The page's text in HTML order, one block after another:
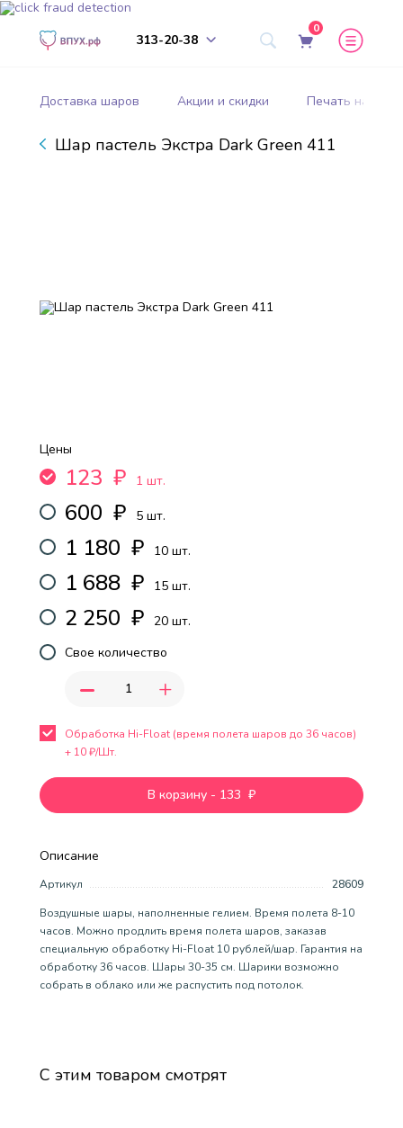
313-20-38
0
Доставка шаров Акции и скидки Печать на
Шар пастель Экстра Dark Green 411
Описание
Артикул
28609
Воздушные шары, наполненные гелием. Время полета 8-10
часов. Можно продлить время полета шаров, заказав
специальную обработку Hi-Float 10 рублей/шар. Гарантия на
обработку 36 часов. Шары 30-35 см. Шарики возможно
собрать в облако или же распустить под потолок.
Цены
123 ₽ 1 шт.
600 ₽ 5 шт.
1 180 ₽ 10 шт.
1 688 ₽ 15 шт.
2 250 ₽ 20 шт.
Свое количество
- +
Обработка Hi-Float (время полета шаров до 36 часов)
+ 10₽/Шт.
В корзину - 133 ₽
С этим товаром смотрят